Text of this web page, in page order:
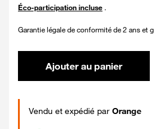
Éco-participation incluse .
Garantie légale de conformité de 2 ans et
Ajouter au panier
Vendu et expédié par Orange